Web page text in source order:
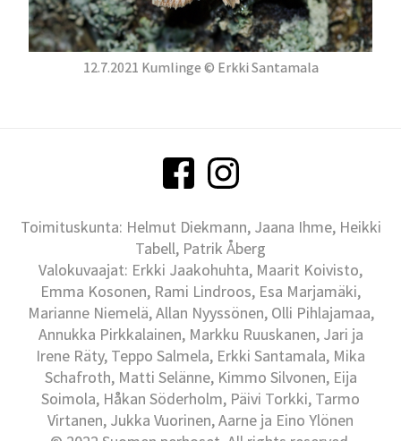
12.7.2021 Kumlinge © Erkki Santamala
Toimituskunta: Helmut Diekmann, Jaana Ihme, Heikki
Tabell, Patrik Åberg
Valokuvaajat: Erkki Jaakohuhta, Maarit Koivisto,
Emma Kosonen, Rami Lindroos, Esa Marjamäki,
Marianne Niemelä, Allan Nyyssönen, Olli Pihlajamaa,
Annukka Pirkkalainen, Markku Ruuskanen, Jari ja
Irene Räty, Teppo Salmela, Erkki Santamala, Mika
Schafroth, Matti Selänne, Kimmo Silvonen, Eija
Soimola, Håkan Söderholm, Päivi Torkki, Tarmo
Virtanen, Jukka Vuorinen, Aarne ja Eino Ylönen